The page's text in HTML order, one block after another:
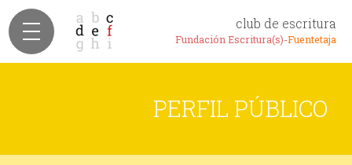
club de escritura
Fundación Escritura(s)-Fuentetaja
PERFIL PÚBLICO